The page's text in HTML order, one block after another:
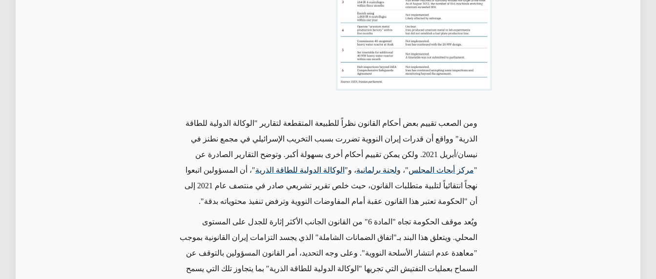
ومن الصعب تقييم بعض أحكام القانون نظراً للطبيعة المتقطعة لتقارير "الوكالة الدولية للطاقة
الذرية" وواقع أن قدرات إيران النووية تضررت بسبب التخريب الإسرائيلي في مجمع نطنز في
نيسان/أبريل 2021. ولكن يمكن تقييم أحكام أخرى بسهولة أكبر. وتوضح التقارير الصادرة عن
"مركز أبحاث المجلس"، ولجنة برلمانية، و" الوكالة الدولية للطاقة الذرية"، أن المسؤولين اتبعوا
نهجاً انتقائياً لتلبية متطلبات القانون، حيث
خلص تقرير تشريعي صادر في منتصف عام 2021 إلى
أن "الحكومة تعتبر هذا القانون عقبة أمام المفاوضات النووية وترفض تنفيذ محتوياته بدقة".
ويُعد موقف الحكومة تجاه "المادة 6" من القانون الجانب الأكثر إثارة للجدل على المستوى
المحلي. ويتعلق هذا البند بـ"اتفاق الضمانات الشاملة" الذي يجسد التزامات إيران القانونية بموجب
"معاهدة عدم انتشار الأسلحة النووية". وعلى وجه التحديد، أمر القانون المسؤولين بالتوقف عن
السماح بعمليات التفتيش التي تجريها "الوكالة الدولية للطاقة الذرية" بما يتجاوز تلك التي يسمح